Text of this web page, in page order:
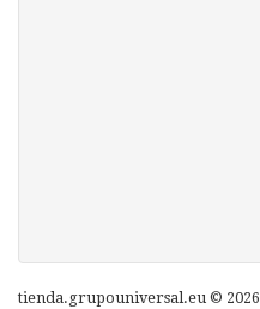
tienda.grupouniversal.eu © 2026